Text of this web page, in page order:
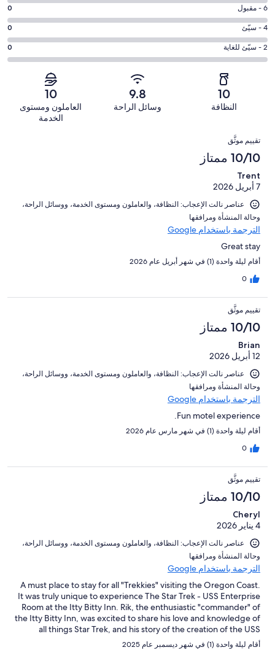
-
ممتاز.
52
من
أصل
8
-
جيد.
0
من
درجة
التصنيف
6
-
مقبول.
تقييمات
النزلاء
6 - مقبول 0
درجة
التصنيف
4
من
تقييمات
النزلاء
4 - سيّئ 0
درجة
التصنيف
من
أصل
52
من
تقييمات
النزلاء
2 - سيّئ للغاية 0
10
النظافة
9.8
وسائل الراحة
10
العاملون ومستوى
الخدمة
التقييمات
تقييم موثَّق
10/10 ممتاز
Trent
7 أبريل 2026
عناصر نالت الإعجاب: ⁦النظافة⁩، و⁦العاملون ومستوى الخدمة⁩، و⁦وسائل الراحة⁩،
و⁦حالة المنشأة ومرافقها⁩
الترجمة باستخدام Google
Great stay
أقام ليلة واحدة (1) في شهر أبريل عام 2026
0
تقييم موثَّق
10/10 ممتاز
Brian
12 أبريل 2026
عناصر نالت الإعجاب: ⁦النظافة⁩، و⁦العاملون ومستوى الخدمة⁩، و⁦وسائل الراحة⁩،
و⁦حالة المنشأة ومرافقها⁩
الترجمة باستخدام Google
Fun motel experience.
أقام ليلة واحدة (1) في شهر مارس عام 2026
0
تقييم موثَّق
10/10 ممتاز
Cheryl
4 يناير 2026
عناصر نالت الإعجاب: ⁦النظافة⁩، و⁦العاملون ومستوى الخدمة⁩، و⁦وسائل الراحة⁩،
و⁦حالة المنشأة ومرافقها⁩
الترجمة باستخدام Google
A must place to stay for all "Trekkies" visiting the Oregon Coast.
It was truly unique to experience The Star Trek - USS Enterprise
Room at the Itty Bitty Inn. Rik, the enthusiastic "commander" of
the Itty Bitty Inn, was excited to share his love and knowledge of
all things Star Trek, and his story of the creation of the USS
Enterprise Room.
أقام ليلة واحدة (1) في شهر ديسمبر عام 2025